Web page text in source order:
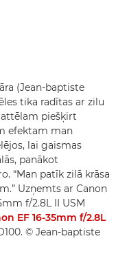
(Jean-baptiste
tika radītas ar zilu
piešķirt
efektam man
lai gaismas
panākot
“Man patīk zilā krāsa
Uzņemts ar Canon
f/2.8L II USM
EF 16-35mm f/2.8L
© Jean-baptiste